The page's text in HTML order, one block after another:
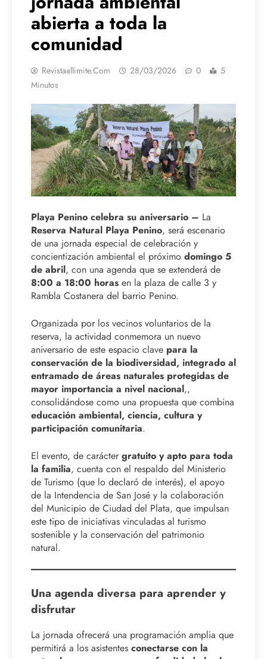
abierta a toda la
comunidad
Revistaallimite.com 28/03/2026 0
5
Minutos
Playa Penino celebra su aniversario – La
Reserva Natural Playa Penino, será escenario
de una jornada especial de celebración y
concientización ambiental el próximo domingo 5
de abril, con una agenda que se extenderá de
8:00 a 18:00 horas en la plaza de calle 3 y
Rambla Costanera del barrio Penino.
Organizada por los vecinos voluntarios de la
reserva, la actividad conmemora un nuevo
aniversario de este espacio clave para la
conservación de la biodiversidad, integrado al
entramado de áreas naturales protegidas de
mayor importancia a nivel nacional,,
consolidándose como una propuesta que combina
educación ambiental, ciencia, cultura y
participación comunitaria.
El evento, de carácter gratuito y apto para toda
la familia, cuenta con el respaldo del Ministerio
de Turismo (que lo declaró de interés), el apoyo
de la Intendencia de San José y la colaboración
del Municipio de Ciudad del Plata, que impulsan
este tipo de iniciativas vinculadas al turismo
sostenible y la conservación del patrimonio
natural.
Una agenda diversa para aprender y
disfrutar
La jornada ofrecerá una programación amplia que
permitirá a los asistentes conectarse con la